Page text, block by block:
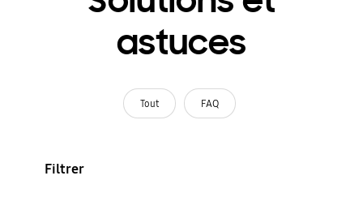
astuces
Tout FAQ
Filtrer